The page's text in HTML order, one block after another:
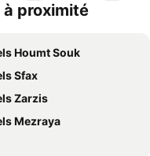
proximité
Houmt Souk
Sfax
Zarzis
Mezraya